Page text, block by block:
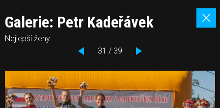
Galerie: Petr Kadeřávek
Nejlepší ženy
31 / 39